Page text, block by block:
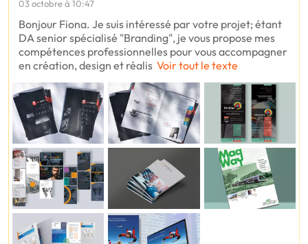
03 octobre à 10:47
Bonjour Fiona. Je suis intéressé par votre projet; étant
DA senior spécialisé "Branding", je vous propose mes
compétences professionnelles pour vous accompagner
en création, design et réalis Voir tout le texte